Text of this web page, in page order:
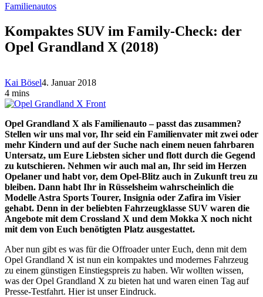
Familienautos
Kompaktes SUV im Family-Check: der
Opel Grandland X (2018)
Kai Bösel4. Januar 2018
4 mins
Opel Grandland X als Familienauto – passt das zusammen?
Stellen wir uns mal vor, Ihr seid ein Familienvater mit zwei oder
mehr Kindern und auf der Suche nach einem neuen fahrbaren
Untersatz, um Eure Liebsten sicher und flott durch die Gegend
zu kutschieren. Nehmen wir auch mal an, Ihr seid im Herzen
Opelaner und habt vor, dem Opel-Blitz auch in Zukunft treu zu
bleiben. Dann habt Ihr in Rüsselsheim wahrscheinlich die
Modelle Astra Sports Tourer, Insignia oder Zafira im Visier
gehabt. Denn in der beliebten Fahrzeugklasse SUV waren die
Angebote mit dem Crossland X und dem Mokka X noch nicht
mit dem von Euch benötigten Platz ausgestattet.
Aber nun gibt es was für die Offroader unter Euch, denn mit dem
Opel Grandland X ist nun ein kompaktes und modernes Fahrzeug
zu einem günstigen Einstiegspreis zu haben. Wir wollten wissen,
was der Opel Grandland X zu bieten hat und waren einen Tag auf
Presse-Testfahrt. Hier ist unser Eindruck.